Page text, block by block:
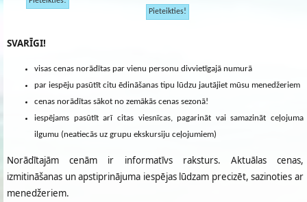
SVARĪGI!
visas cenas norādītas par vienu personu divvietīgajā numurā
par iespēju pasūtīt citu ēdināšanas tipu lūdzu jautājiet mūsu menedžeriem
cenas norādītas sākot no zemākās cenas sezonā!
iespējams pasūtīt arī citas viesnīcas, pagarināt vai samazināt ceļojuma
ilgumu (neatiecās uz grupu ekskursiju ceļojumiem)
Norādītajām cenām ir informatīvs raksturs. Aktuālas cenas,
izmitināšanas un apstiprinājuma iespējas lūdzam precizēt, sazinoties ar
menedžeriem.